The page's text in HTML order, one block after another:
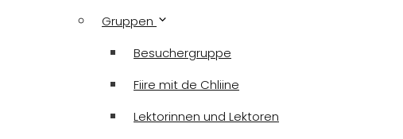
Gruppen
Besuchergruppe
Fiire mit de Chliine
Lektorinnen und Lektoren